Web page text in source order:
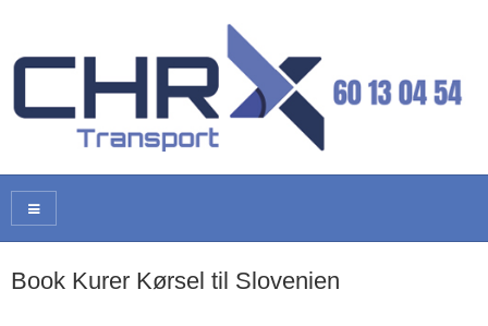
Book Kurer Kørsel til Slovenien